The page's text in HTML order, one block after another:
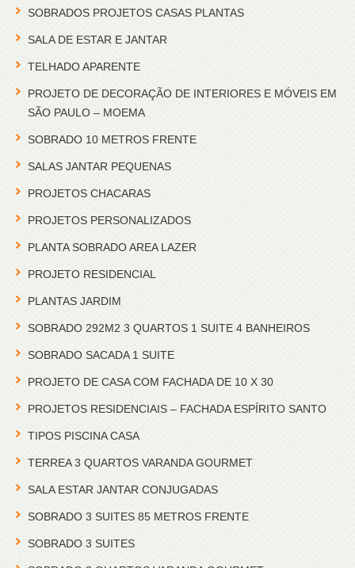
SOBRADOS PROJETOS CASAS PLANTAS
SALA DE ESTAR E JANTAR
TELHADO APARENTE
PROJETO DE DECORAÇÃO DE INTERIORES E MÓVEIS EM
SÃO PAULO – MOEMA
SOBRADO 10 METROS FRENTE
SALAS JANTAR PEQUENAS
PROJETOS CHACARAS
PROJETOS PERSONALIZADOS
PLANTA SOBRADO AREA LAZER
PROJETO RESIDENCIAL
PLANTAS JARDIM
SOBRADO 292M2 3 QUARTOS 1 SUITE 4 BANHEIROS
SOBRADO SACADA 1 SUITE
PROJETO DE CASA COM FACHADA DE 10 X 30
PROJETOS RESIDENCIAIS – FACHADA ESPÍRITO SANTO
TIPOS PISCINA CASA
TERREA 3 QUARTOS VARANDA GOURMET
SALA ESTAR JANTAR CONJUGADAS
SOBRADO 3 SUITES 85 METROS FRENTE
SOBRADO 3 SUITES